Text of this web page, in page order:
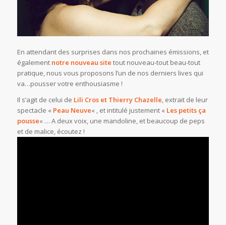
En attendant des surprises dans nos prochaines émissions, et
également notre nouveau site tout nouveau-tout beau-tout
pratique, nous vous proposons l’un de nos derniers lives qui
va…pousser votre enthousiasme !
Il s’agit de celui de Lili Cros et Thierry Chazelle, extrait de leur
spectacle « Peau Neuve« , et intitulé justement « Les petits ça
pousse« … A deux voix, une mandoline, et beaucoup de peps
et de malice, écoutez !